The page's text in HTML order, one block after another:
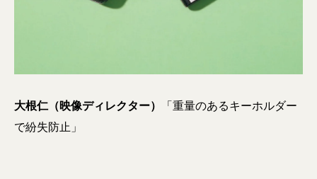
大根仁（映像ディレクター）
「重量のあるキーホルダー
で紛失防止」